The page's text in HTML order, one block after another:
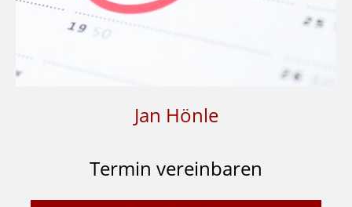
Jan Hönle
Termin vereinbaren